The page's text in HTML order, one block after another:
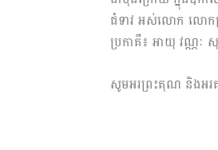
ជំទាវ អស់លោក លោកស្
ប្រកាគឺ៖ អាយុ វណ្ណៈ
សូមអរព្រះគុណ និងអ